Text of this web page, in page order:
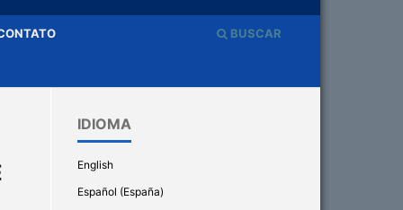
BUSCAR
IDIOMA
English
Español (España)